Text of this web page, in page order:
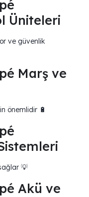
Üniteleri
ve güvenlik
Marş ve
önemlidir 🔋
💡
Akü ve